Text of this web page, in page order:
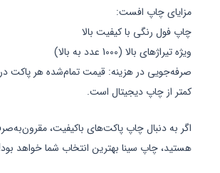
مزایای چاپ افست:
چاپ فول رنگی با کیفیت بالا
ویژه تیراژهای بالا (1000 عدد به بالا)
صرفه‌جویی در هزینه: قیمت تمام‌شده هر پاکت در
کمتر از چاپ دیجیتال است.
اگر به دنبال چاپ پاکت‌های باکیفیت،
هستید، چاپ سینا بهترین انتخاب شما خواهد